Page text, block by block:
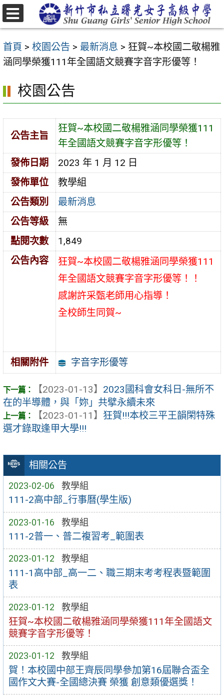
跳
至
要
內
區
首頁 > 校園公告 > 最新消息 > 狂賀~本校國二敬楊雅
涵同學榮獲111年全國語文競賽字音字形優等！
相關公告
2023-02-06 教學組
111-2高中部_行事曆(學生版)
2023-01-16 教學組
111-2普一、普二複習考_範圍表
2023-01-12 教學組
111-1高中部_高一二、職三期末考考程表暨範圍
表
2023-01-12 教學組
狂賀~本校國二敬楊雅涵同學榮獲111年全國語文
競賽字音字形優等！
2023-01-12 教學組
賀！本校國中部王齊辰同學參加第16屆聯合盃全
國作文大賽-全國總決賽 榮獲 創意類優選獎！
校園公告
公告主旨
狂賀~本校國二敬楊雅涵同學榮獲111
年全國語文競賽字音字形優等！
發佈日期
2023 年 1 月 12 日
發佈單位
教學組
公告類別
最新消息
公告等級
無
點閱次數
1,849
公告內容
狂賀~本校國二敬楊雅涵同學榮獲111
年全國語文競賽字音字形優等！！
感謝許采甄老師用心指導！
全校師生同賀~
相關附件 字音字形優等
【2023-01-13】 2023國科會女科日-無所不
在的半導體，與「妳」共擘永續未來
【2023-01-11】 狂賀!!!本校三平王韻閑特殊
選才錄取逢甲大學!!!
選
單